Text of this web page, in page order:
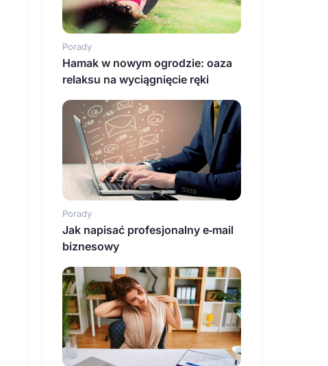
Porady
Hamak w nowym ogrodzie: oaza
relaksu na wyciągnięcie ręki
Porady
Jak napisać profesjonalny e‑mail
biznesowy